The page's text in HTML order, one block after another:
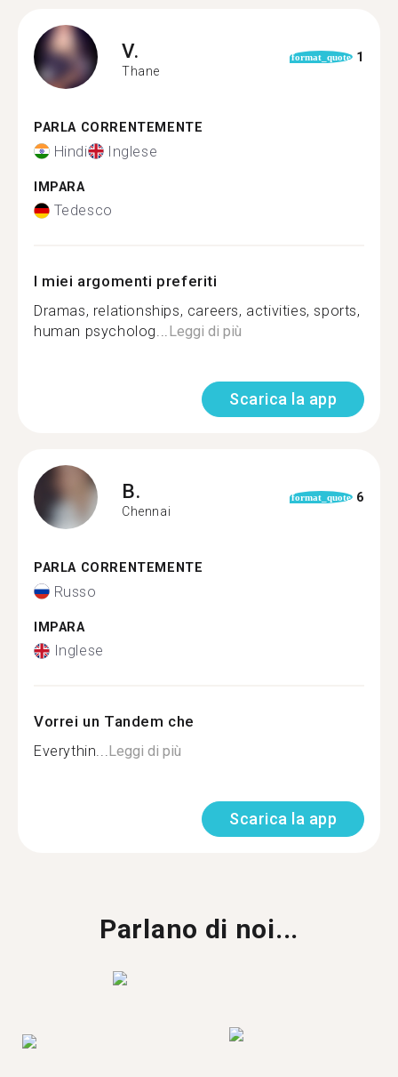
V.
Thane
format_quote 1
PARLA CORRENTEMENTE
Hindi Inglese
IMPARA
Tedesco
I miei argomenti preferiti
Dramas, relationships, careers, activities, sports,
human psycholog...Leggi di più
Scarica la app
B.
Chennai
format_quote 6
PARLA CORRENTEMENTE
Russo
IMPARA
Inglese
Vorrei un Tandem che
Everythin...Leggi di più
Scarica la app
Parlano di noi...